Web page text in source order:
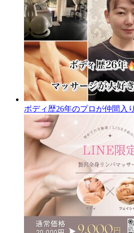
ボディ歴26年のプロが仲間入